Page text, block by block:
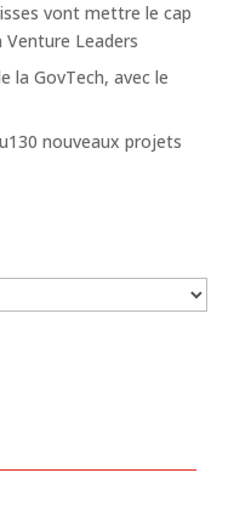
vont mettre le cap
Venture Leaders
la GovTech, avec le
nouveaux projets